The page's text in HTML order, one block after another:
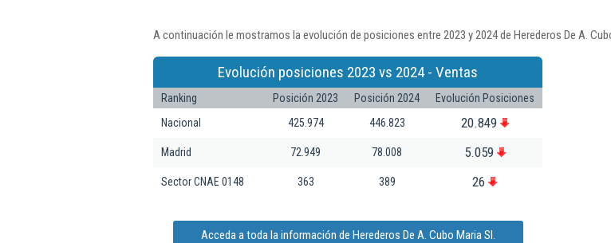
A continuación le mostramos la evolución de posiciones entre 2023 y 2024 de Herederos De A.
Evolución posiciones 2023 vs 2024 - Ventas
Ranking Posición 2023 Posición 2024
Evolución Posiciones
Nacional
425.974 446.823 20.849
Madrid 72.949 78.008 5.059
Sector CNAE 0148 363 389 26
Acceda a toda la información de Herederos De A. Cubo Maria Sl.